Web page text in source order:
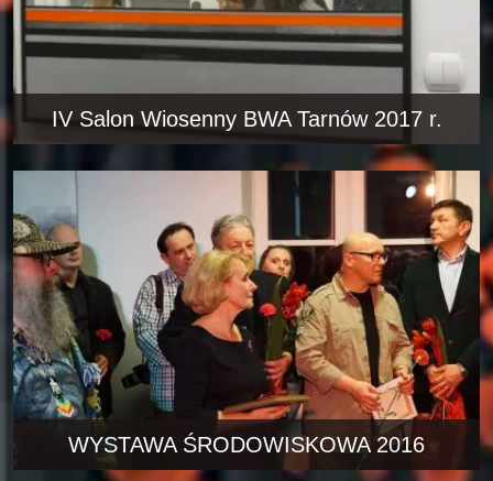
IV Salon Wiosenny BWA Tarnów 2017 r.
WYSTAWA ŚRODOWISKOWA 2016